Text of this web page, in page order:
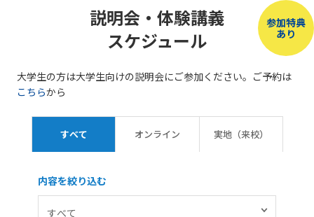
参加特典
あり
説明会・体験講義
スケジュール
大学生の方は大学生向けの説明会にご参加ください。ご予約は
こちらから
すべて オンライン 実地（来校）
内容を絞り込む